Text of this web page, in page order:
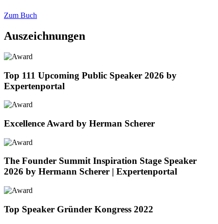
Zum Buch
Auszeichnungen
Top 111 Upcoming Public Speaker 2026 by
Expertenportal
Excellence Award by Herman Scherer
The Founder Summit Inspiration Stage Speaker
2026 by Hermann Scherer | Expertenportal
Top Speaker Gründer Kongress 2022